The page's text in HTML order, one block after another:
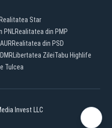
Realitatea Star
PNLRealitatea din PMP
Realitatea din PSD
Libertatea ZileiTabu Highlife
Tulcea
Invest LLC